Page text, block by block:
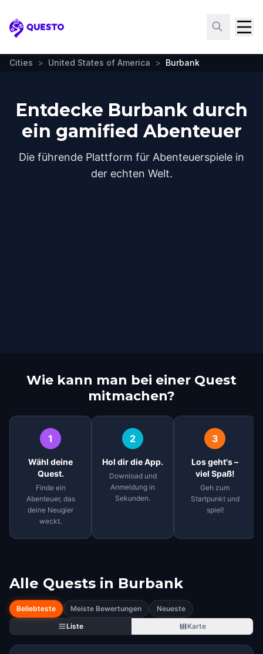
Questo
Cities > United States of America > Burbank
Entdecke Burbank durch
ein gamified Abenteuer
Die führende Plattform für Abenteuerspiele in
der echten Welt.
Wie kann man bei einer Quest
mitmachen?
1
Wähl deine
Quest.
Finde ein
Abenteuer, das
deine Neugier
weckt.
2
Hol dir die App.
Download und
Anmeldung in
Sekunden.
3
Los geht's –
viel Spaß!
Geh zum
Startpunkt und
spiel!
Alle Quests in Burbank
Beliebteste Meiste Bewertungen
Neueste
Liste
Karte